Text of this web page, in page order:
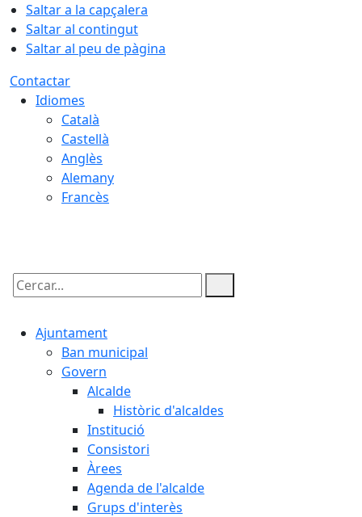
Saltar a la capçalera
Saltar al contingut
Saltar al peu de pàgina
Contactar
Idiomes
Català
Castellà
Anglès
Alemany
Francès
Cercar:
Ajuntament
Ban municipal
Govern
Alcalde
Històric d'alcaldes
Institució
Consistori
Àrees
Agenda de l'alcalde
Grups d'interès